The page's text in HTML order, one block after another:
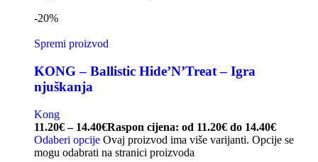
-20%
Spremi proizvod
KONG – Ballistic Hide’N’Treat – Igra
njuškanja
Kong
11.20€ – 14.40€Raspon cijena: od 11.20€ do 14.40€
Odaberi opcije Ovaj proizvod ima više varijanti. Opcije se
mogu odabrati na stranici proizvoda